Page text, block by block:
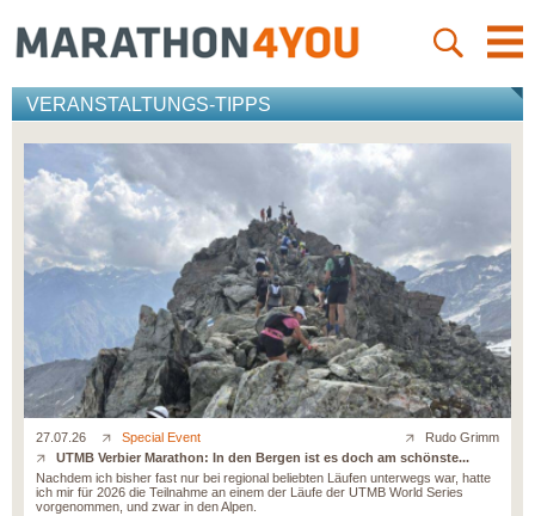
VERANSTALTUNGS-TIPPS
27.07.26 Special Event
Rudo Grimm
UTMB Verbier Marathon: In den Bergen ist es doch am schönste...
Nachdem ich bisher fast nur bei regional beliebten Läufen unterwegs war, hatte
ich mir für 2026 die Teilnahme an einem der Läufe der UTMB World Series
vorgenommen, und zwar in den Alpen.